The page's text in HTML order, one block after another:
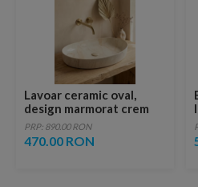
Lavoar ceramic oval,
design marmorat crem
lucios cu vene aurii,
ventil inclus
PRP: 890.00 RON
470.00 RON